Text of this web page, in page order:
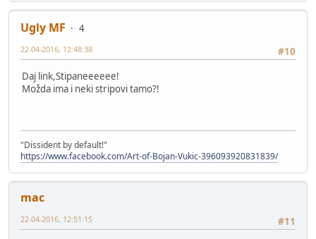
Ugly MF
4
#10
22-04-2016, 12:48:38
Daj link,Stipaneeeeee!
Možda ima i neki stripovi tamo?!
"Dissident by default!"
https://www.facebook.com/Art-of-Bojan-Vukic-396093920831839/
mac
#11
22-04-2016, 12:51:15